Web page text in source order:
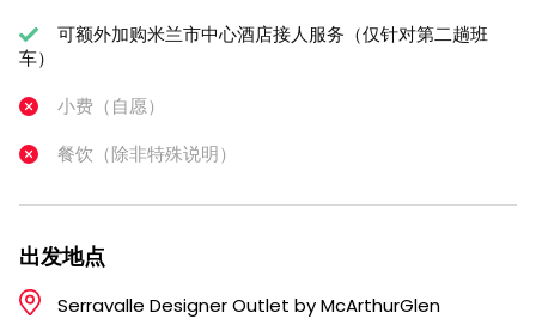
可额外加购米兰市中心酒店接人服务（仅针对第二趟班
车）
小费（自愿）
餐饮（除非特殊说明）
出发地点
Serravalle Designer Outlet by McArthurGlen